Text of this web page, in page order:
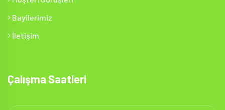
Bayilerimiz
İletişim
Çalışma Saatleri